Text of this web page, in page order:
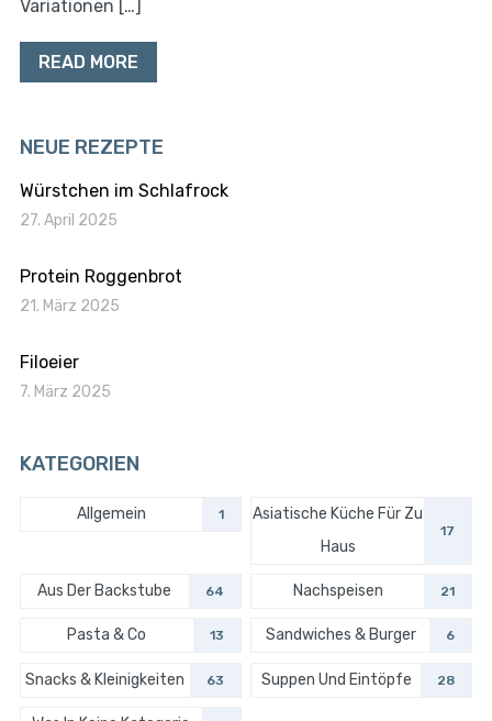
Variationen […]
READ MORE
NEUE REZEPTE
Würstchen im Schlafrock
27. April 2025
Protein Roggenbrot
21. März 2025
Filoeier
7. März 2025
KATEGORIEN
Allgemein 1
Asiatische Küche Für Zu
Haus
17
Aus Der Backstube 64 Nachspeisen 21
Pasta & Co 13 Sandwiches & Burger 6
Snacks & Kleinigkeiten 63 Suppen Und Eintöpfe 28